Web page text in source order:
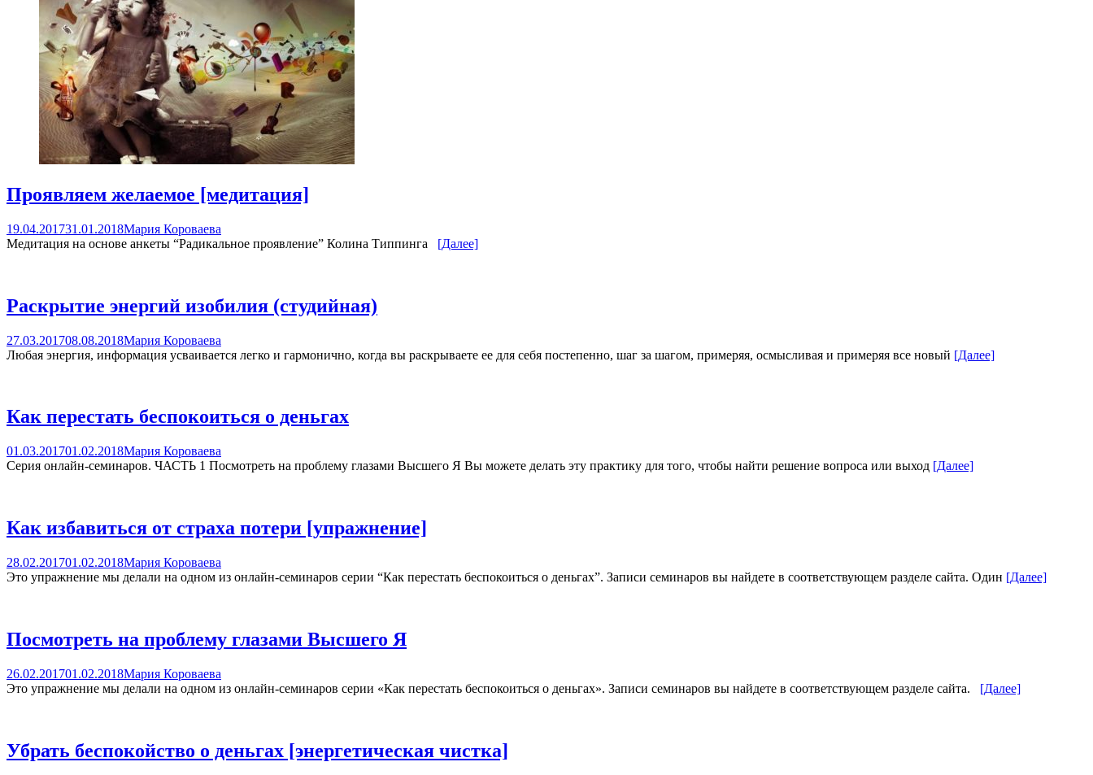
Проявляем желаемое [медитация]
19.04.201731.01.2018Мария Короваева
Медитация на основе анкеты “Радикальное проявление” Колина Типпинга [Далее]
Раскрытие энергий изобилия (студийная)
27.03.201708.08.2018Мария Короваева
Любая энергия, информация усваивается легко и гармонично, когда вы раскрываете ее для себя постепенно, шаг за шагом, примеряя, осмысливая и примеряя все новый [Далее]
Как перестать беспокоиться о деньгах
01.03.201701.02.2018Мария Короваева
Серия онлайн-семинаров. ЧАСТЬ 1 Посмотреть на проблему глазами Высшего Я Вы можете делать эту практику для того, чтобы найти решение вопроса или выход [Далее]
Как избавиться от страха потери [упражнение]
28.02.201701.02.2018Мария Короваева
Это упражнение мы делали на одном из онлайн-семинаров серии “Как перестать беспокоиться о деньгах”. Записи семинаров вы найдете в соответствующем разделе сайта. Один [Далее]
Посмотреть на проблему глазами Высшего Я
26.02.201701.02.2018Мария Короваева
Это упражнение мы делали на одном из онлайн-семинаров серии «Как перестать беспокоиться о деньгах». Записи семинаров вы найдете в соответствующем разделе сайта. [Далее]
Убрать беспокойство о деньгах [энергетическая чистка]